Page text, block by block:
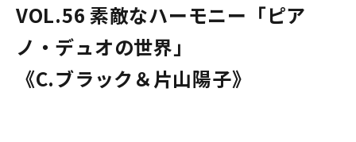
VOL.56 素敵なハーモニー「ピア
ノ・デュオの世界」
《C.ブラック＆片山陽子》